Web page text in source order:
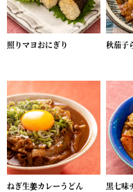
照りマヨおにぎり 秋茄子
ねぎ生姜カレーうどん 黒七味